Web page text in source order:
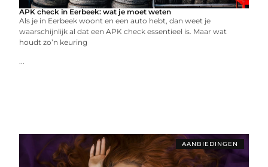
APK check in Eerbeek: wat je moet weten
Als je in Eerbeek woont en een auto hebt, dan weet je
waarschijnlijk al dat een APK check essentieel is. Maar wat
houdt zo’n keuring
...
AANBIEDINGEN